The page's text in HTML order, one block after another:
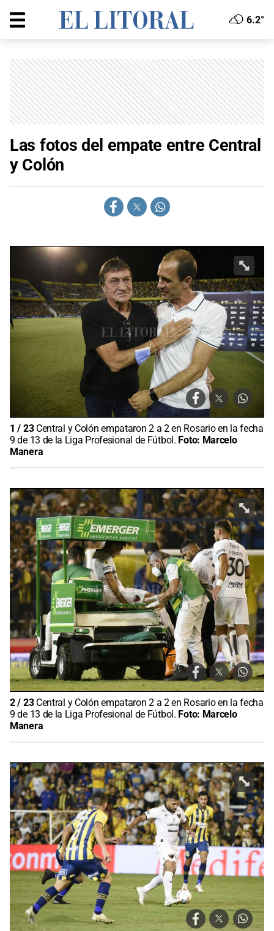
6.2°
Las fotos del empate entre Central
y Colón
1 / 23 Central y Colón empataron 2 a 2 en Rosario en la fecha
9 de 13 de la Liga Profesional de Fútbol. Foto: Marcelo
Manera
2/ 23 Central y Colón empataron 2 a 2 en Rosario en la fecha
9 de 13 de la Liga Profesional de Fútbol. Foto: Marcelo
Manera